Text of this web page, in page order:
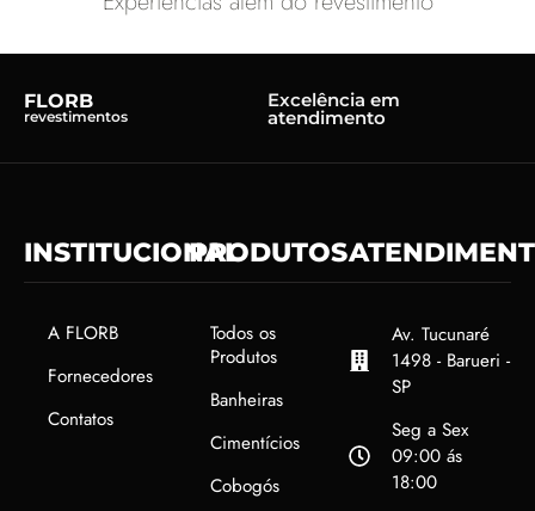
FLORB
revestimentos
Excelência em
atendimento
INSTITUCIONAL
A FLORB
Fornecedores
Contatos
PRODUTOS
Todos os
Produtos
Banheiras
Cimentícios
Cobogós
Av. Tucunaré
1498 - Barueri -
SP
Seg a Sex
09:00 ás
18:00